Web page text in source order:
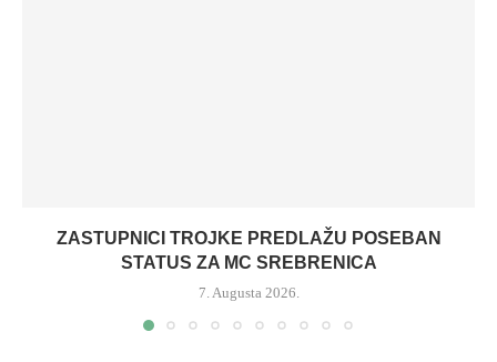
ZASTUPNICI TROJKE PREDLAŽU POSEBAN
STATUS ZA MC SREBRENICA
7. Augusta 2026.